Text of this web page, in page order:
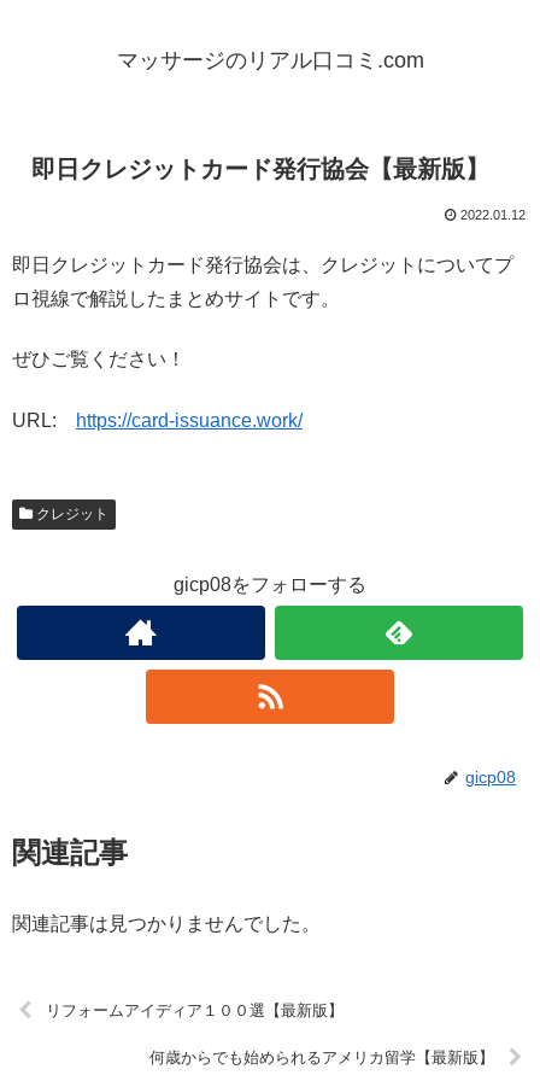
マッサージのリアル口コミ.com
即日クレジットカード発行協会【最新版】
2022.01.12
即日クレジットカード発行協会は、クレジットについてプ
ロ視線で解説したまとめサイトです。
ぜひご覧ください！
URL: https://card-issuance.work/
クレジット
gicp08をフォローする
gicp08
関連記事
関連記事は見つかりませんでした。
リフォームアイディア１００選【最新版】
何歳からでも始められるアメリカ留学【最新版】